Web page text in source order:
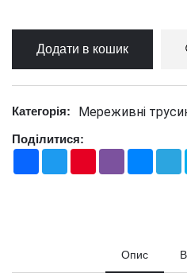
Додати в кошик
Категорія: Мереживні
Поділитися:
Facebook
TwitterPinterestViber
Опис